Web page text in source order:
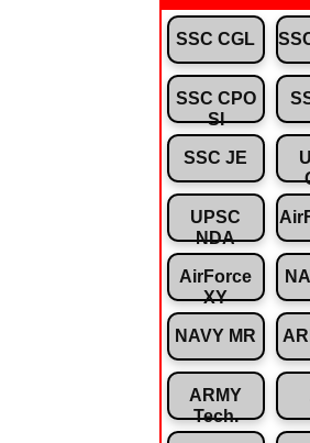
SSC CGL
SSC CPO
SI
SSC JE
UPSC
NDA
AirForce
XY
NAVY MR
ARMY
Tech.